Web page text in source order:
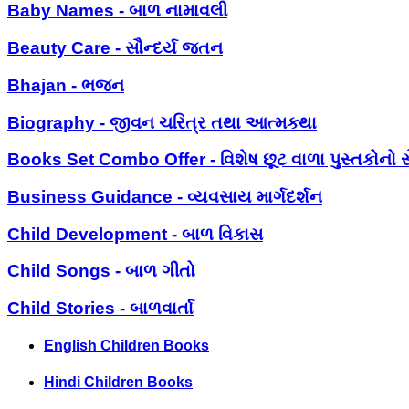
Baby Names - બાળ નામાવલી
Beauty Care - સૌન્દર્ય જતન
Bhajan - ભજન
Biography - જીવન ચરિત્ર તથા આત્મકથા
Books Set Combo Offer - વિશેષ છૂટ વાળા પુસ્તકોનો
Business Guidance - વ્યવસાય માર્ગદર્શન
Child Development - બાળ વિકાસ
Child Songs - બાળ ગીતો
Child Stories - બાળવાર્તા
English Children Books
Hindi Children Books